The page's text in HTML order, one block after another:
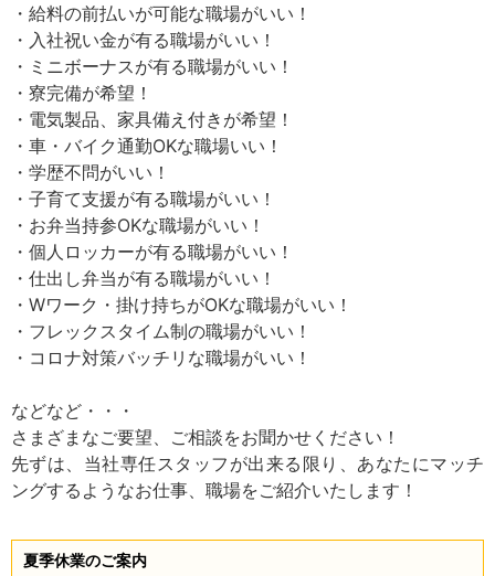
・給料の前払いが可能な職場がいい！
・入社祝い金が有る職場がいい！
・ミニボーナスが有る職場がいい！
・寮完備が希望！
・電気製品、家具備え付きが希望！
・車・バイク通勤OKな職場いい！
・学歴不問がいい！
・子育て支援が有る職場がいい！
・お弁当持参OKな職場がいい！
・個人ロッカーが有る職場がいい！
・仕出し弁当が有る職場がいい！
・Wワーク・掛け持ちがOKな職場がいい！
・フレックスタイム制の職場がいい！
・コロナ対策バッチリな職場がいい！
などなど・・・
さまざまなご要望、ご相談をお聞かせください！
先ずは、当社専任スタッフが出来る限り、あなたにマッチ
ングするようなお仕事、職場をご紹介いたします！
夏季休業のご案内